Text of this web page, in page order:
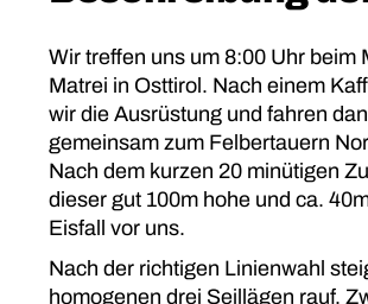
Wir treffen uns um 8:00 Uhr beim
Matrei in Osttirol. Nach einem
wir die Ausrüstung und fahren
gemeinsam zum Felbertauern
Nach dem kurzen 20 minütigen
dieser gut 100m hohe und ca.
Eisfall vor uns.
Nach der richtigen Linienwahl
homogenen drei Seillägen rauf.